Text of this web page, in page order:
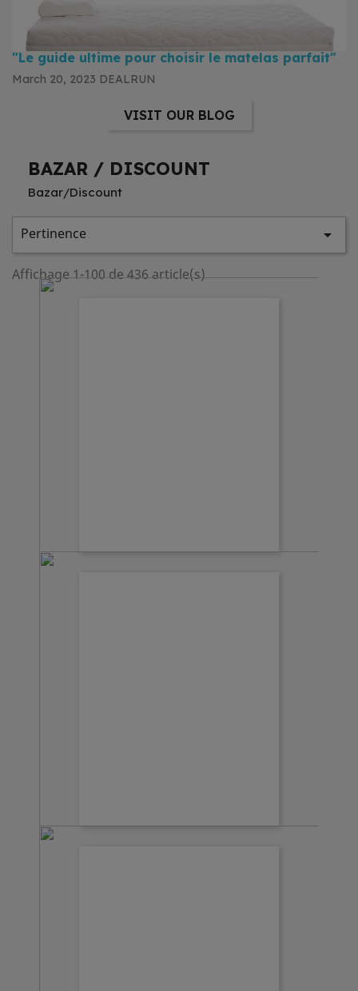
"Le guide ultime pour choisir le matelas parfait"
March 20, 2023 DEALRUN
VISIT OUR BLOG
BAZAR / DISCOUNT
Bazar/Discount
Pertinence 
Affichage 1-100 de 436 article(s)